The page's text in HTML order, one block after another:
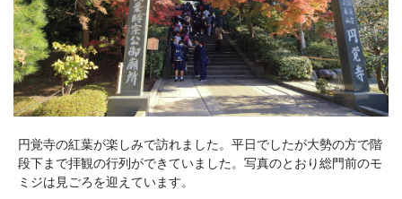
円覚寺の紅葉が楽しみで訪れました。平日でしたが大勢の方で階
段下まで拝観の行列ができていました。写真のとおり総門前のモ
ミジは見ごろを迎えています。